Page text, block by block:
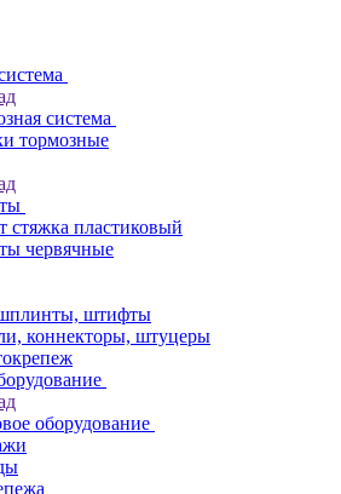
система
тормозные
стяжка пластиковый
червячные
штифты
коннекторы, штуцеры
оборудование